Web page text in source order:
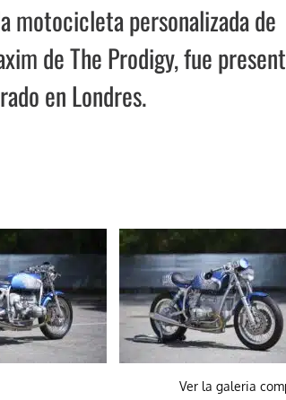
motocicleta personalizada de
de The Prodigy, fue
en Londres.
Ver la galeria